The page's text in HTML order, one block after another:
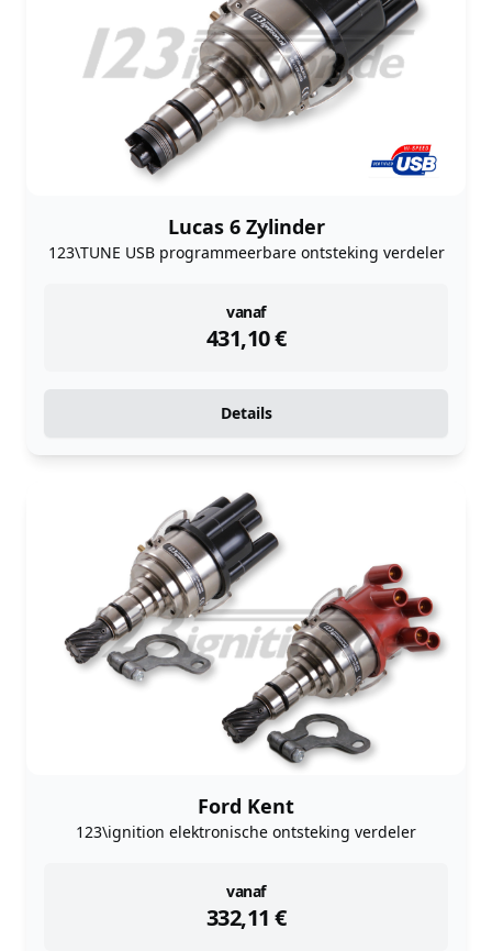
Lucas 6 Zylinder
123\TUNE USB programmeerbare ontsteking verdeler
vanaf
431,10€
instock
Details
Ford Kent
123\ignition elektronische ontsteking verdeler
vanaf
332,11 €
instock